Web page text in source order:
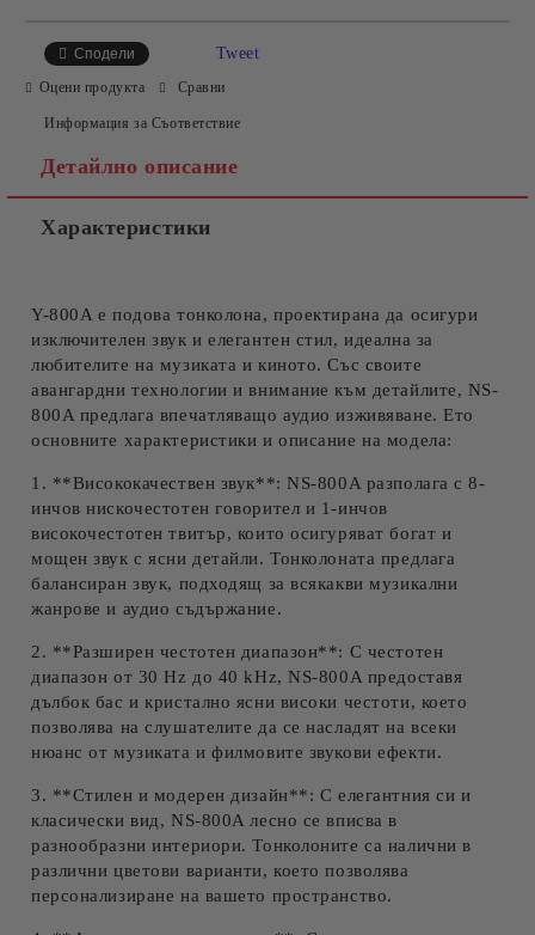
Съгласен съм с
Ние ще се свържем с вас в рамките на работния ден.
Сподели Tweet
Оцени продукта Сравни
Информация за Съответствие
Детайлно описание
Характеристики
Y-800A е подова тонколона, проектирана да осигури
изключителен звук и елегантен стил, идеална за
любителите на музиката и киното. Със своите
авангардни технологии и внимание към детайлите, NS-
800A предлага впечатляващо аудио изживяване. Ето
основните характеристики и описание на модела:
1. **Висококачествен звук**: NS-800A разполага с 8-
инчов нискочестотен говорител и 1-инчов
високочестотен твитър, които осигуряват богат и
мощен звук с ясни детайли. Тонколоната предлага
балансиран звук, подходящ за всякакви музикални
жанрове и аудио съдържание.
2. **Разширен честотен диапазон**: С честотен
диапазон от 30 Hz до 40 kHz, NS-800A предоставя
дълбок бас и кристално ясни високи честоти, което
позволява на слушателите да се насладят на всеки
нюанс от музиката и филмовите звукови ефекти.
3. **Стилен и модерен дизайн**: С елегантния си и
класически вид, NS-800A лесно се вписва в
разнообразни интериори. Тонколоните са налични в
различни цветови варианти, което позволява
персонализиране на вашето пространство.